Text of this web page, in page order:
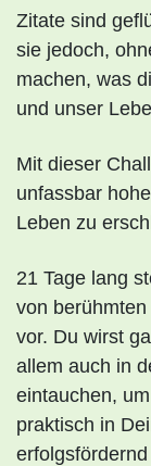
Zitate sind
sie jedoch,
machen, was
und unser
Mit dieser
unfassbar
Leben zu
21 Tage lang
von
vor. Du wirst
allem auch in
eintauchen,
praktisch in